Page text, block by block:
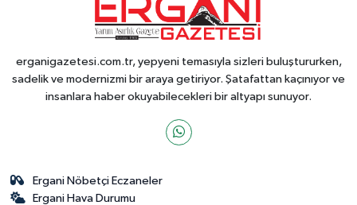
erganigazetesi.com.tr, yepyeni temasıyla sizleri buluştururken,
sadelik ve modernizmi bir araya getiriyor. Şatafattan kaçınıyor ve
insanlara haber okuyabilecekleri bir altyapı sunuyor.
Ergani Nöbetçi Eczaneler
Ergani Hava Durumu